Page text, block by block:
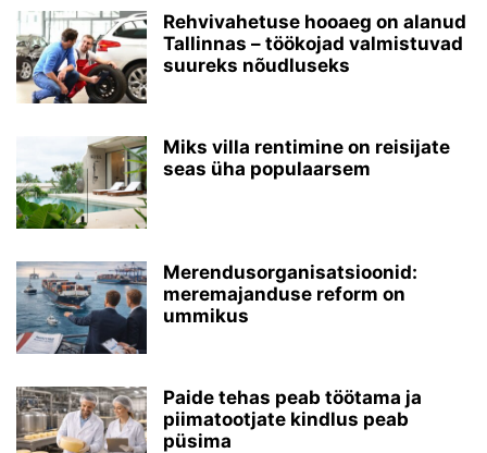
Rehvivahetuse hooaeg on alanud
Tallinnas – töökojad valmistuvad
suureks nõudluseks
Miks villa rentimine on reisijate
seas üha populaarsem
Merendusorganisatsioonid:
meremajanduse reform on
ummikus
Paide tehas peab töötama ja
piimatootjate kindlus peab
püsima